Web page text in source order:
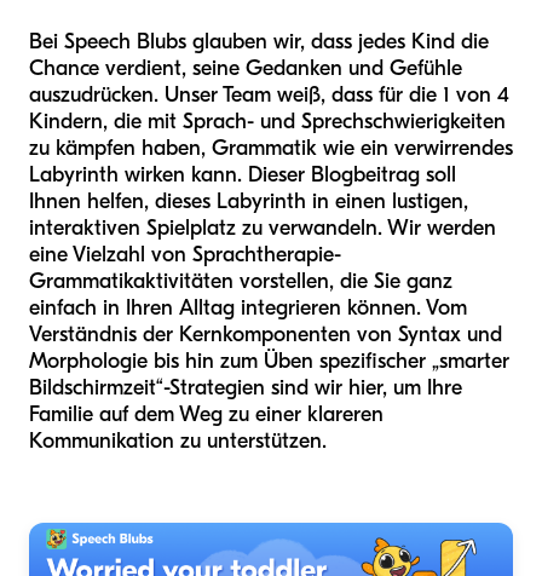
Bei Speech Blubs glauben wir, dass jedes Kind die
Chance verdient, seine Gedanken und Gefühle
auszudrücken. Unser Team weiß, dass für die 1 von 4
Kindern, die mit Sprach- und Sprechschwierigkeiten
zu kämpfen haben, Grammatik wie ein verwirrendes
Labyrinth wirken kann. Dieser Blogbeitrag soll
Ihnen helfen, dieses Labyrinth in einen lustigen,
interaktiven Spielplatz zu verwandeln. Wir werden
eine Vielzahl von Sprachtherapie-
Grammatikaktivitäten vorstellen, die Sie ganz
einfach in Ihren Alltag integrieren können. Vom
Verständnis der Kernkomponenten von Syntax und
Morphologie bis hin zum Üben spezifischer „smarter
Bildschirmzeit“-Strategien sind wir hier, um Ihre
Familie auf dem Weg zu einer klareren
Kommunikation zu unterstützen.